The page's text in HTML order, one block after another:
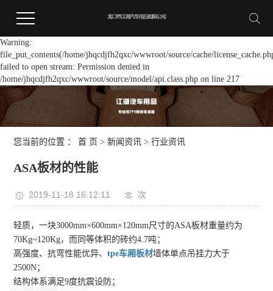
Warning:
file_put_contents(/home/jhqcdjfh2qxc/wwwroot/source/cache/
failed to open stream: Permission denied in
/home/jhqcdjfh2qxc/wwwroot/source/model/api.class.php on line 217
您当前的位置 ：首 页 >新闻资讯 >行业资讯
ASA板材的性能
2019-11-18 16:12:11 次
轻质，一块3000mm×600mm×120mm尺寸的ASA板材重量约为
70Kg~120Kg，而同等体积的砖约4.7吨；
高强度、抗弯性能优异、tpe车厢板材墙体单点吊挂力大于
2500N；
结构体系满足9度抗震设防；